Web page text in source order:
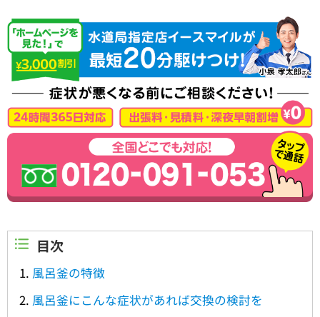
目次
風呂釜の特徴
風呂釜にこんな症状があれば交換の検討を